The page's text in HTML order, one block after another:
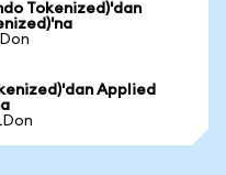
Tokenized)'dan
Applied